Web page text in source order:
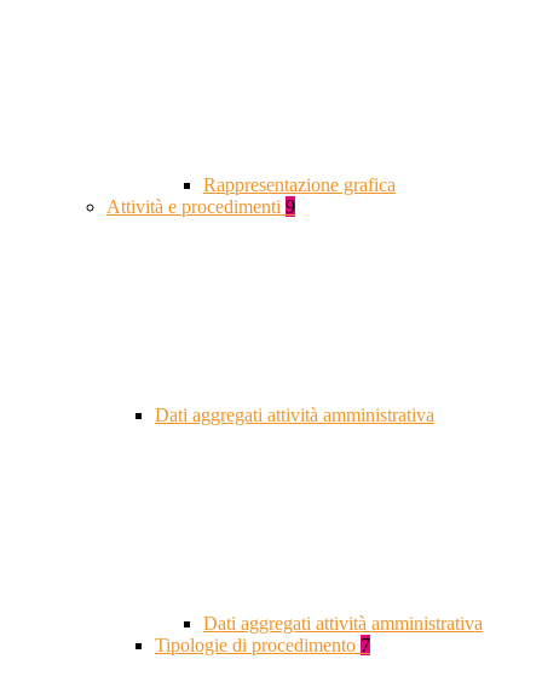
Rappresentazione grafica
Attività e procedimenti 9
Dati aggregati attività amministrativa
Dati aggregati attività amministrativa
Tipologie di procedimento 7